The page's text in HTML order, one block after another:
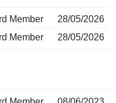
Member
28/05/2026
Member
28/05/2026